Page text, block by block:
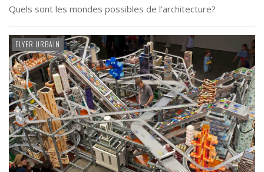
Quels sont les mondes possibles de l’architecture?
FLYER URBAIN